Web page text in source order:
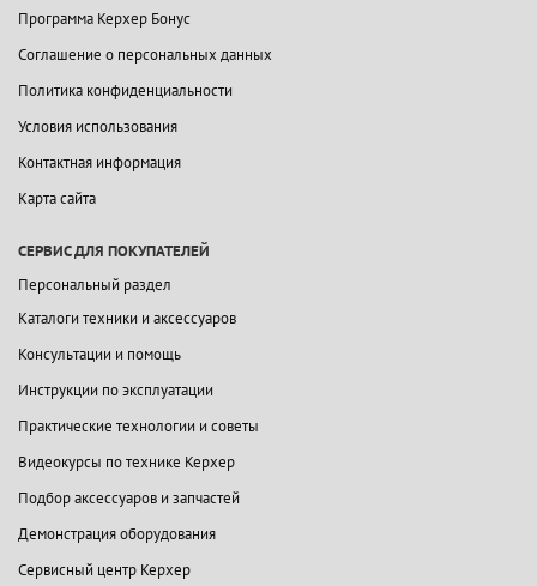
Программа Керхер Бонус
Соглашение о персональных данных
Политика конфиденциальности
Условия использования
Контактная информация
Карта сайта
СЕРВИС ДЛЯ ПОКУПАТЕЛЕЙ
Персональный раздел
Каталоги техники и аксессуаров
Консультации и помощь
Инструкции по эксплуатации
Практические технологии и советы
Видеокурсы по технике Керхер
Подбор аксессуаров и запчастей
Демонстрация оборудования
Сервисный центр Керхер